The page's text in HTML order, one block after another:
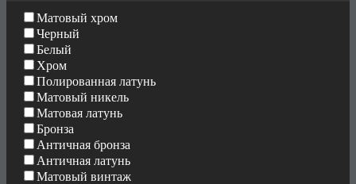
Матовый хром
Черный
Белый
Хром
Полированная латунь
Матовый никель
Матовая латунь
Бронза
Античная бронза
Античная латунь
Матовый винтаж